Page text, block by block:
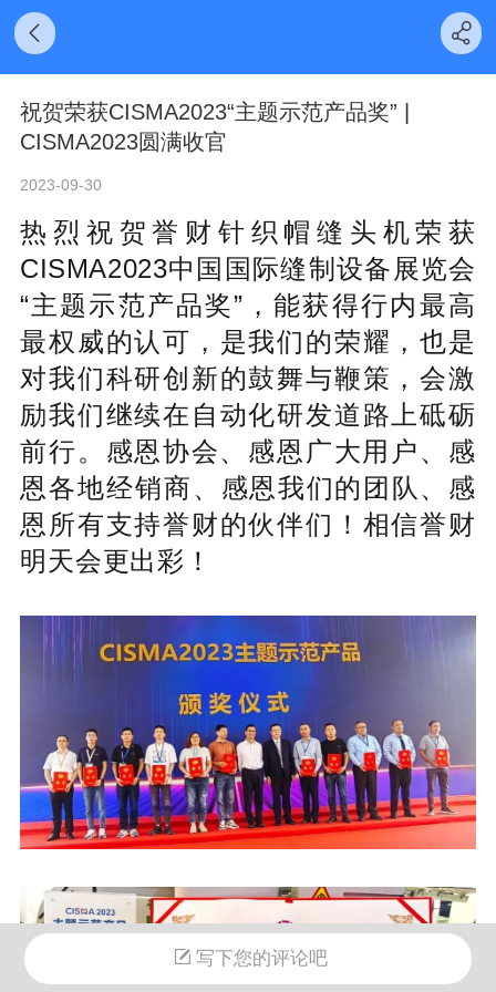
祝贺荣获CISMA2023“主题示范产品奖” |
CISMA2023圆满收官
2023-09-30
热烈祝贺誉财针织帽缝头机荣获
CISMA2023中国国际缝制设备展览会
“主题示范产品奖”，能获得行内最高
最权威的认可，是我们的荣耀，也是
对我们科研创新的鼓舞与鞭策，会激
励我们继续在自动化研发道路上砥砺
前行。 感恩协会、 感恩广大用户、感
恩各地经销商、 感恩我们的团队 、 感
恩所有支持誉财的伙伴们！相信誉财
明天会更出彩！
写下您的评论吧